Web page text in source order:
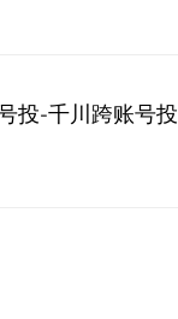
投-千川跨账号投